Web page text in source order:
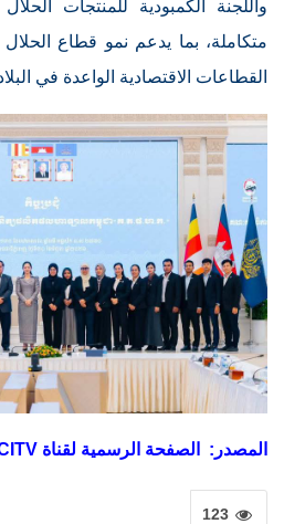
واللجنة الكمبودية للمنتجات
متكاملة، بما يدعم نمو قطاع
القطاعات الاقتصادية الواعدة في
المصدر: الصفحة الرسمية لقناة CITV.
123